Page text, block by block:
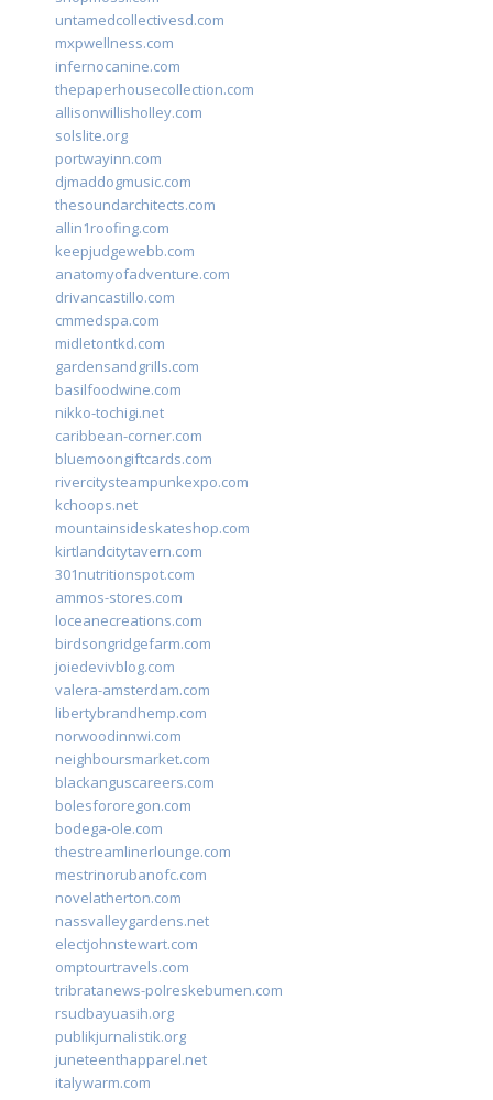
untamedcollectivesd.com
mxpwellness.com
infernocanine.com
thepaperhousecollection.com
allisonwillisholley.com
solslite.org
portwayinn.com
djmaddogmusic.com
thesoundarchitects.com
allin1roofing.com
keepjudgewebb.com
anatomyofadventure.com
drivancastillo.com
cmmedspa.com
midletontkd.com
gardensandgrills.com
basilfoodwine.com
nikko-tochigi.net
caribbean-corner.com
bluemoongiftcards.com
rivercitysteampunkexpo.com
kchoops.net
mountainsideskateshop.com
kirtlandcitytavern.com
301nutritionspot.com
ammos-stores.com
loceanecreations.com
birdsongridgefarm.com
joiedevivblog.com
valera-amsterdam.com
libertybrandhemp.com
norwoodinnwi.com
neighboursmarket.com
blackanguscareers.com
bolesfororegon.com
bodega-ole.com
thestreamlinerlounge.com
mestrinorubanofc.com
novelatherton.com
nassvalleygardens.net
electjohnstewart.com
omptourtravels.com
tribratanews-polreskebumen.com
rsudbayuasih.org
publikjurnalistik.org
juneteenthapparel.net
italywarm.com